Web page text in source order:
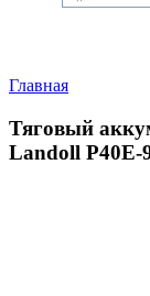
Главная
Тяговый
Landoll P40E-